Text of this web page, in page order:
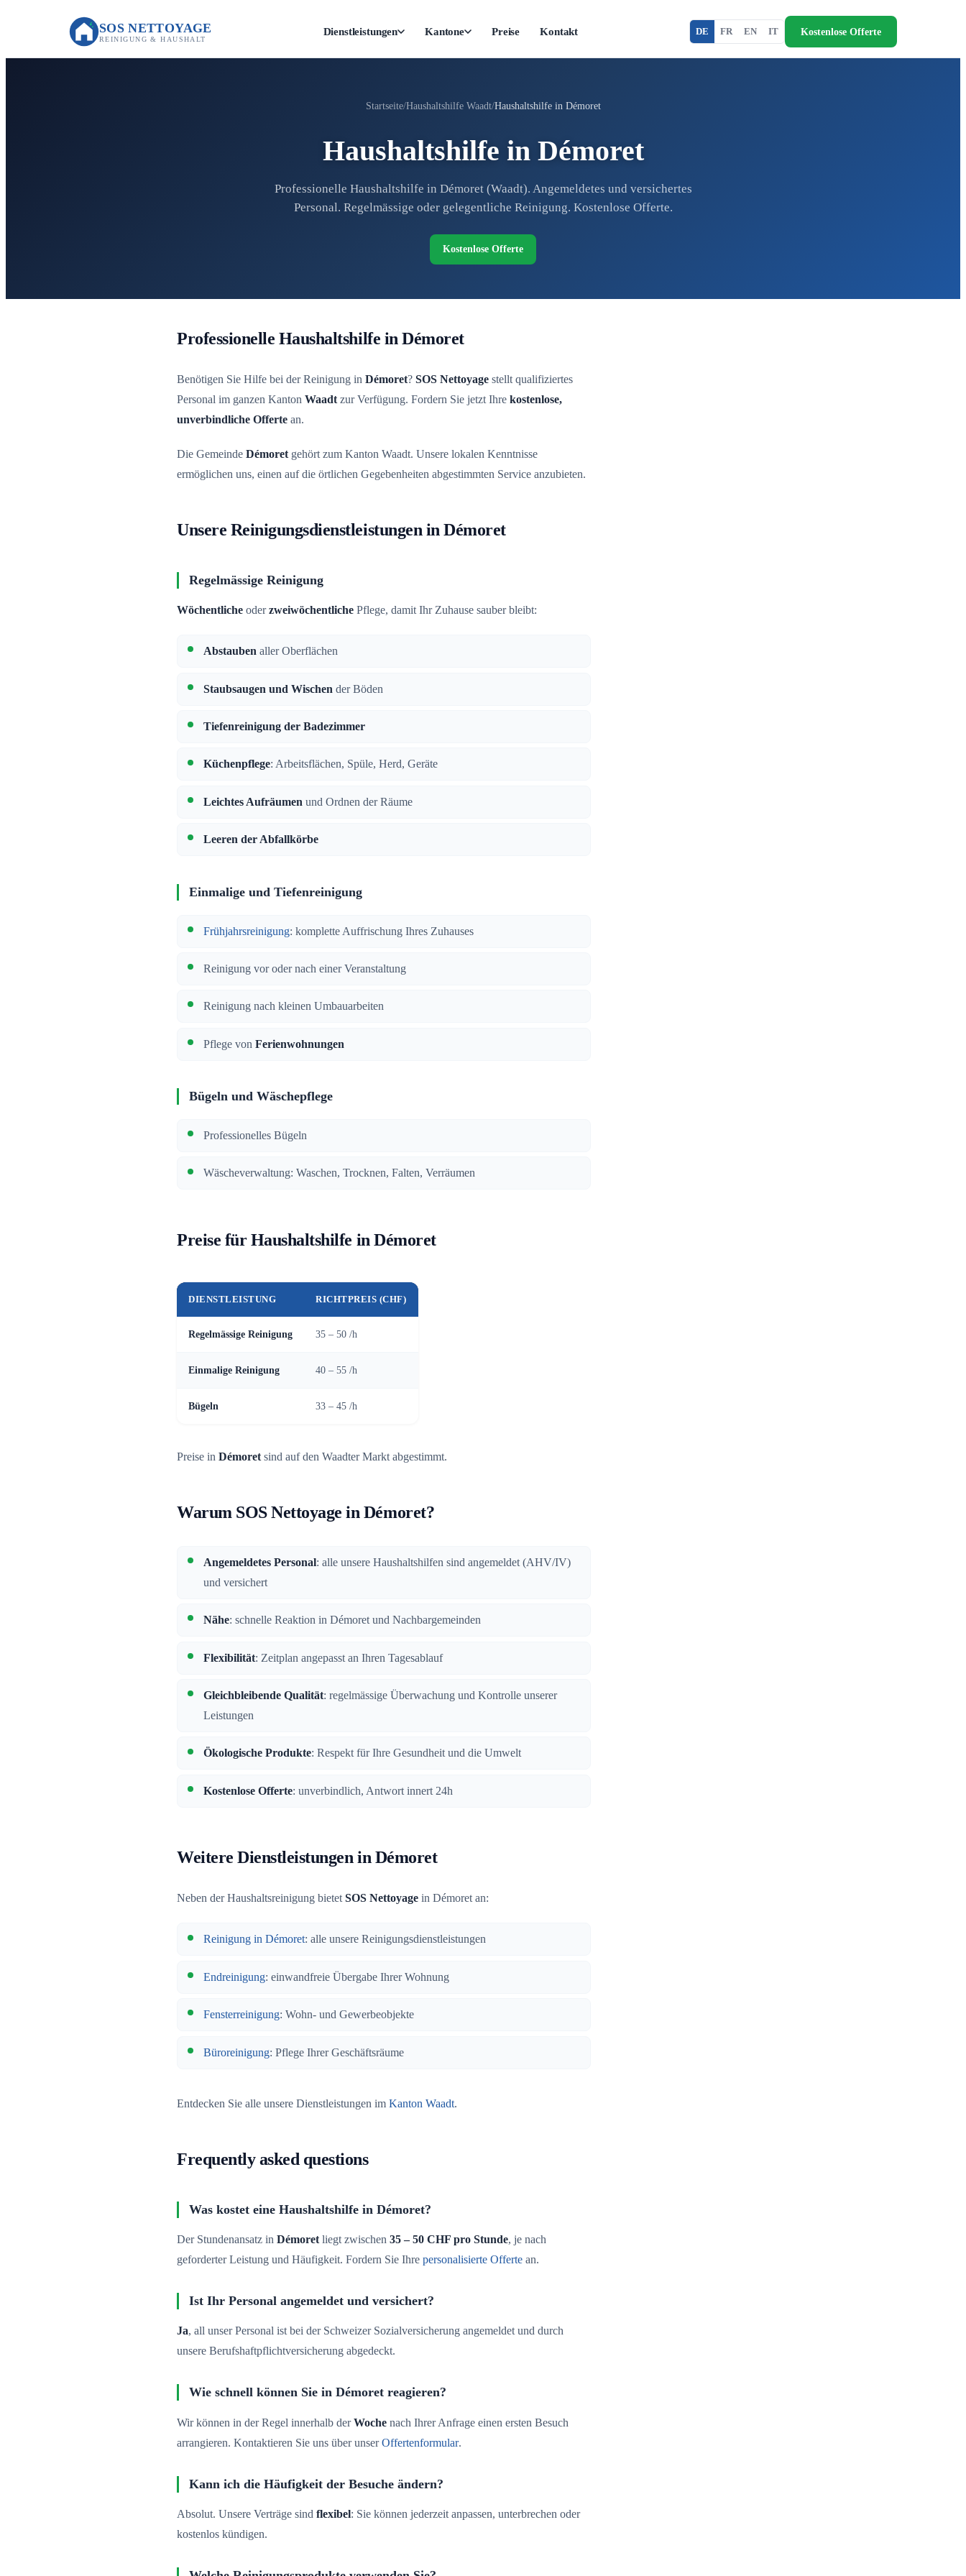
SOS NETTOYAGE
REINIGUNG & HAUSHALT
Dienstleistungen Kantone Preise Kontakt DE FR EN IT Kostenlose Offerte
Startseite Haushaltshilfe Waadt Haushaltshilfe in Démoret
Haushaltshilfe in Démoret
Professionelle Haushaltshilfe in Démoret (Waadt). Angemeldetes und versichertes
Personal. Regelmässige oder gelegentliche Reinigung. Kostenlose Offerte.
Kostenlose Offerte
Professionelle Haushaltshilfe in Démoret
Benötigen Sie Hilfe bei der Reinigung in Démoret? SOS Nettoyage stellt qualifiziertes
Personal im ganzen Kanton Waadtzur Verfügung. Fordern Sie jetzt Ihre kostenlose,
unverbindliche Offerte an.
Die Gemeinde Démoretgehört zum Kanton Waadt. Unsere lokalen Kenntnisse
ermöglichen uns, einen auf die örtlichen Gegebenheiten abgestimmten Service anzubieten.
Unsere Reinigungsdienstleistungen in Démoret
Regelmässige Reinigung
Wöchentliche oderzweiwöchentliche Pflege, damit Ihr Zuhause sauber bleibt:
Abstauben aller Oberflächen
Staubsaugen und Wischen der Böden
Tiefenreinigung der Badezimmer
Küchenpflege: Arbeitsflächen, Spüle, Herd, Geräte
Leichtes Aufräumen und Ordnen der Räume
Leeren der Abfallkörbe
Einmalige und Tiefenreinigung
Frühjahrsreinigung: komplette Auffrischung Ihres Zuhauses
Reinigung vor oder nach einer Veranstaltung
Reinigung nach kleinen Umbauarbeiten
Pflege von Ferienwohnungen
Bügeln und Wäschepflege
Professionelles Bügeln
Wäscheverwaltung: Waschen, Trocknen, Falten, Verräumen
Preise für Haushaltshilfe in Démoret
DIENSTLEISTUNG RICHTPREIS (CHF)
Regelmässige Reinigung 35 – 50 /h
Einmalige Reinigung 40 – 55 /h
Bügeln 33 – 45 /h
Preise in Démoretsind auf den Waadter Markt abgestimmt.
Warum SOS Nettoyage in Démoret?
Angemeldetes Personal: alle unsere Haushaltshilfen sind angemeldet (AHV/IV)
und versichert
Nähe: schnelle Reaktion in Démoret und Nachbargemeinden
Flexibilität: Zeitplan angepasst an Ihren Tagesablauf
Gleichbleibende Qualität: regelmässige Überwachung und Kontrolle unserer
Leistungen
Ökologische Produkte: Respekt für Ihre Gesundheit und die Umwelt
Kostenlose Offerte: unverbindlich, Antwort innert 24h
Weitere Dienstleistungen in Démoret
Neben der Haushaltsreinigung bietetSOS Nettoyage in Démoret an:
Reinigung in Démoret: alle unsere Reinigungsdienstleistungen
Endreinigung: einwandfreie Übergabe Ihrer Wohnung
Fensterreinigung: Wohn- und Gewerbeobjekte
Büroreinigung: Pflege Ihrer Geschäftsräume
Entdecken Sie alle unsere Dienstleistungen im Kanton Waadt.
Frequently asked questions
Was kostet eine Haushaltshilfe in Démoret?
Der Stundenansatz in Démoretliegt zwischen 35 – 50 CHF pro Stunde, je nach
geforderter Leistung und Häufigkeit. Fordern Sie Ihre personalisierte Offerte an.
Ist Ihr Personal angemeldet und versichert?
Ja, all unser Personal ist bei der Schweizer Sozialversicherung angemeldet und durch
unsere Berufshaftpflichtversicherung abgedeckt.
Wie schnell können Sie in Démoret reagieren?
Wir können in der Regel innerhalb derWoche nach Ihrer Anfrage einen ersten Besuch
arrangieren. Kontaktieren Sie uns über unserOffertenformular.
Kann ich die Häufigkeit der Besuche ändern?
Absolut. Unsere Verträge sind flexibel: Sie können jederzeit anpassen, unterbrechen oder
kostenlos kündigen.